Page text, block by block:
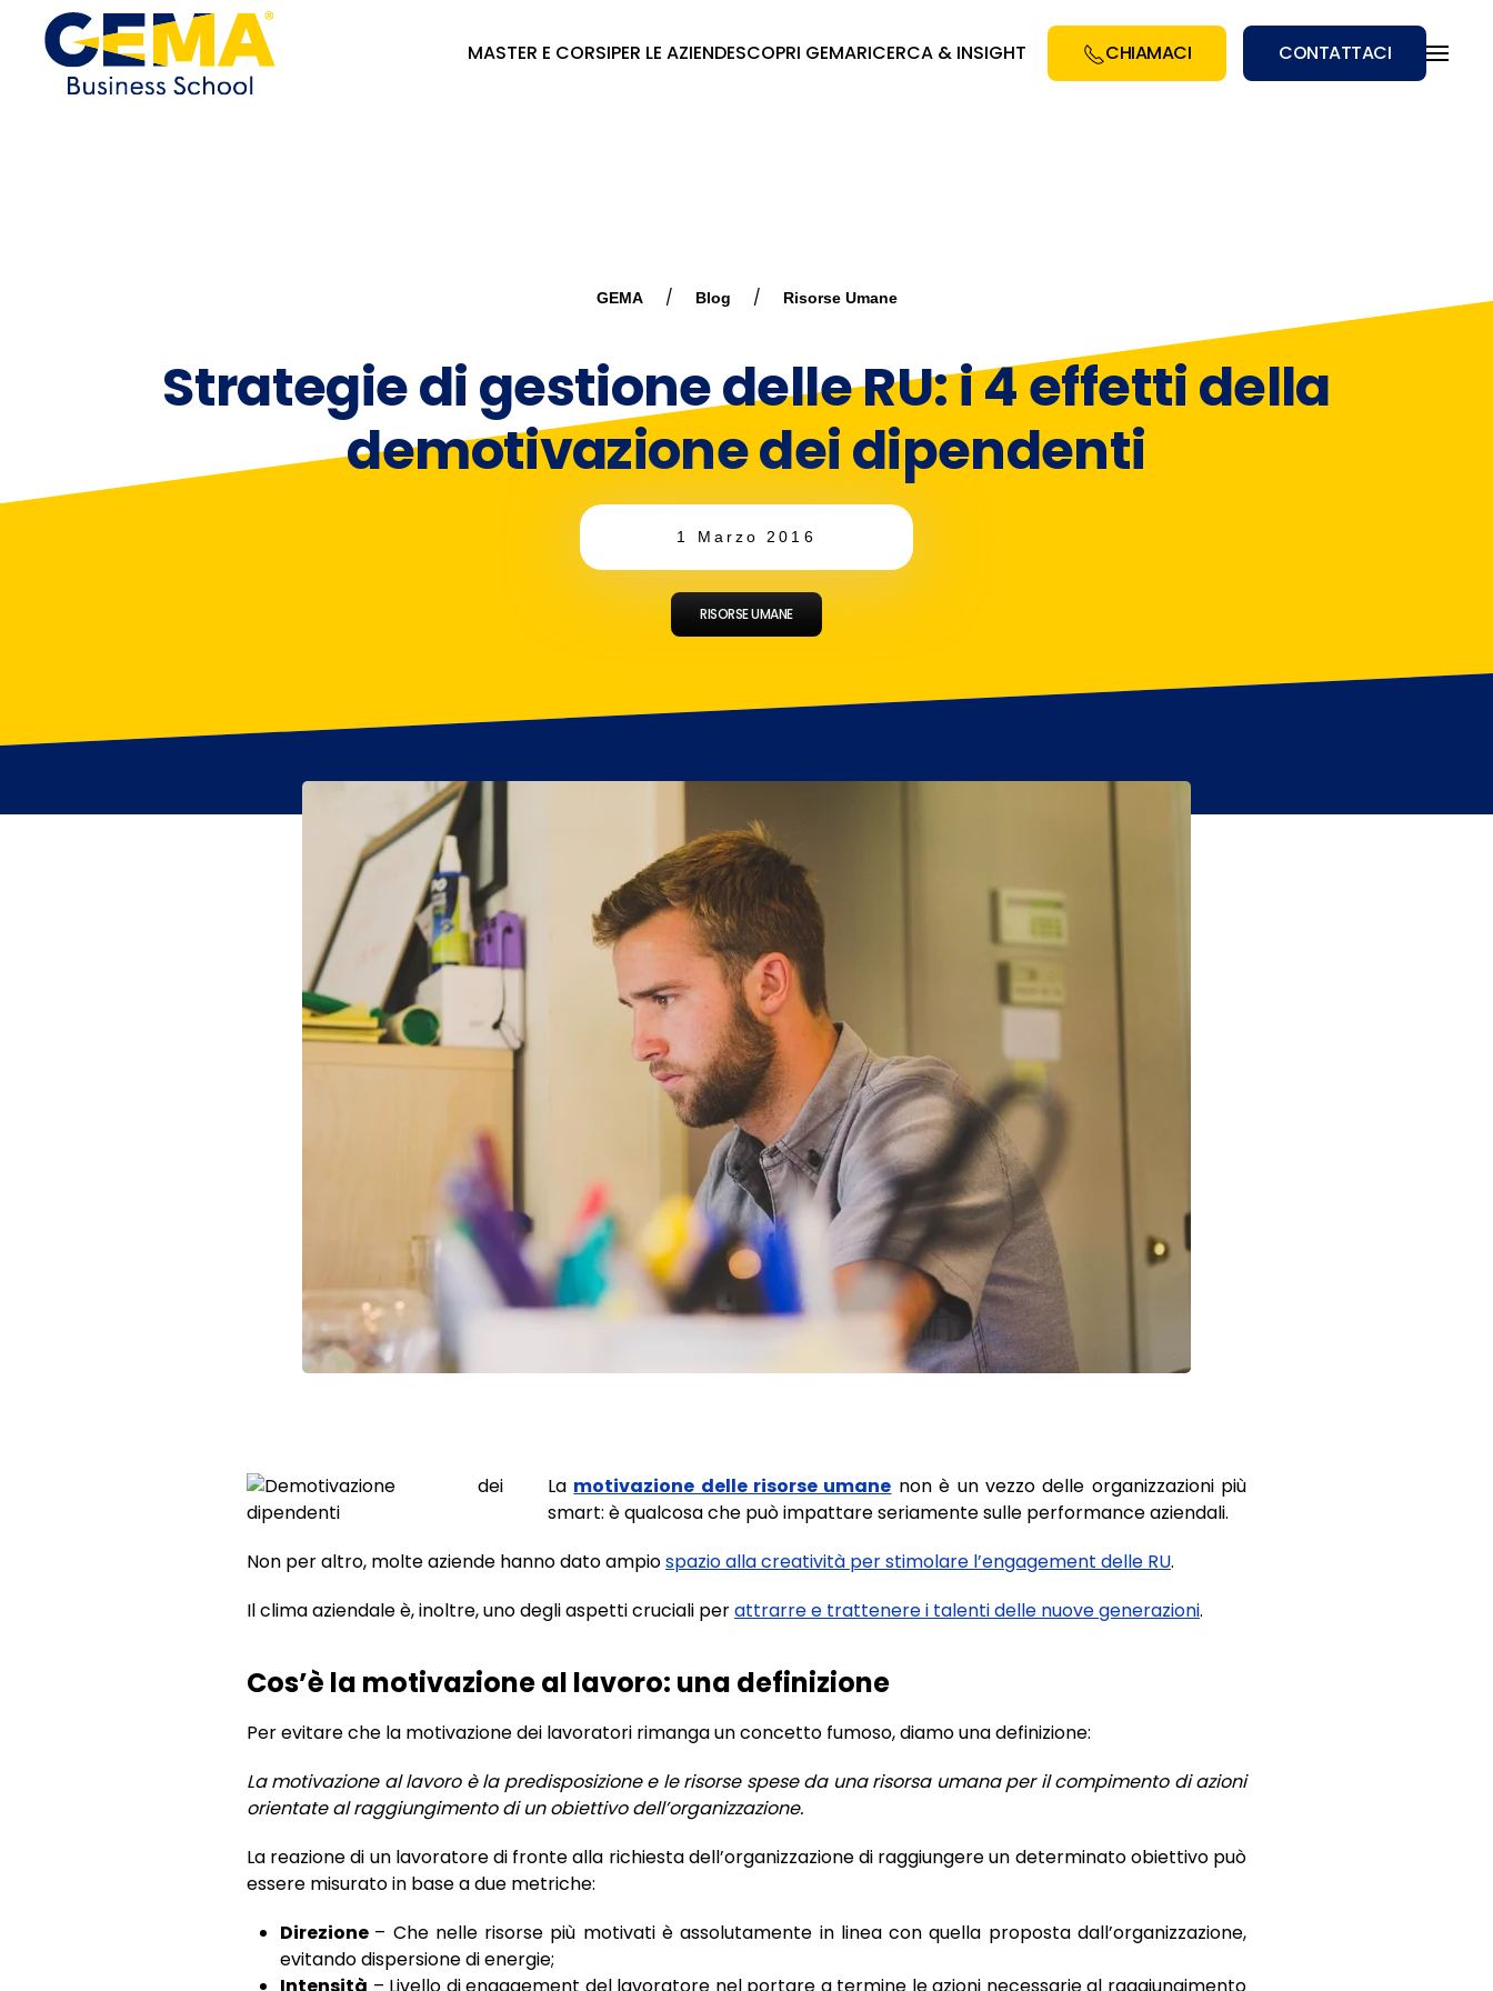
MASTER E CORSIPER LE AZIENDESCOPRI GEMARICERCA & INSIGHT CHIAMACI CONTATTACI
GEMA Blog Risorse Umane
Strategie di gestione delle RU: i 4 effetti della
demotivazione dei dipendenti
1 Marzo 2016
RISORSE UMANE
La motivazione delle risorse umane non è un vezzo delle organizzazioni più
smart: è qualcosa che può impattare seriamente sulle performance aziendali.
Non per altro, molte aziende hanno dato ampiospazio alla creatività per stimolare l’engagement delle RU.
Il clima aziendale è, inoltre, uno degli aspetti cruciali perattrarre e trattenere i talenti delle nuove generazioni.
Cos’è la motivazione al lavoro: una definizione
Per evitare che la motivazione dei lavoratori rimanga un concetto fumoso, diamo una definizione:
La motivazione al lavoro è la predisposizione e le risorse spese da una risorsa umana per il compimento di azioni
orientate al raggiungimento di un obiettivo dell’organizzazione.
La reazione di un lavoratore di fronte alla richiesta dell’organizzazione di raggiungere un determinato obiettivo può
essere misurato in base a due metriche:
Direzione – Che nelle risorse più motivati è assolutamente in linea con quella proposta dall’organizzazione,
evitando dispersione di energie;